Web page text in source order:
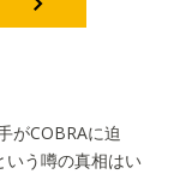
がCOBRAに迫
う噂の真相はい